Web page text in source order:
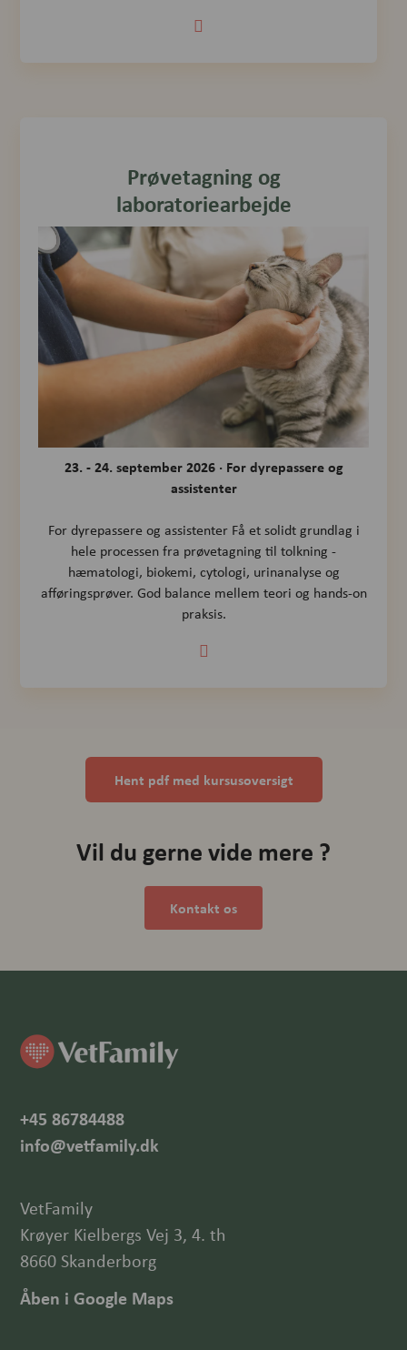
Prøvetagning og
laboratoriearbejde
23. - 24. september 2026 · For dyrepassere og
assistenter
For dyrepassere og assistenter Få et solidt grundlag i
hele processen fra prøvetagning til tolkning -
hæmatologi, biokemi, cytologi, urinanalyse og
afføringsprøver. God balance mellem teori og hands-on
praksis.
Hent pdf med kursusoversigt
Vil du gerne vide mere ?
Kontakt os
+45 86784488
info@vetfamily.dk
VetFamily
Krøyer Kielbergs Vej 3, 4. th
8660 Skanderborg
Åben i Google Maps